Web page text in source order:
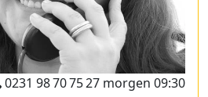
0231 98 70 75 27morgen 09:30